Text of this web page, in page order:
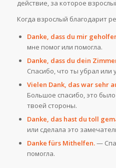
действие, за которое
Когда взрослый благодарит
Danke, dass du mir
мне помог или помогла.
Danke, dass du dein
Спасибо, что ты убрал или
Vielen Dank, das war sehr
Большое спасибо, это
твоей стороны.
Danke, das hast du toll
или сделала это
Danke fürs Mithelfen.—
помогла.